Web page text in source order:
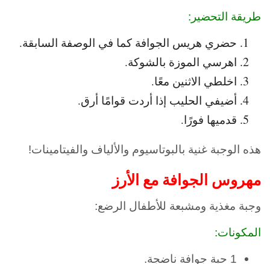
طريقة التحضير:
حضري هريس الجوافة كما في الوصفة السابقة.
اهرسي الموزة بالشوكة.
اخلطي الاثنين معًا.
أضيفي الحليب إذا أردت قوامًا أرق.
قدميها فورًا.
هذه الوجبة غنية بالبوتاسيوم والألياف والفيتامينات!
مهروس الجوافة مع الأرز
وجبة مغذية ومشبعة للأطفال الرضع:
المكونات:
1 حبة جوافة ناضجة.